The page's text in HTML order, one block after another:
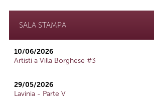
SALA STAMPA
10/06/2026
Artisti a Villa Borghese #3
29/05/2026
Lavinia - Parte V